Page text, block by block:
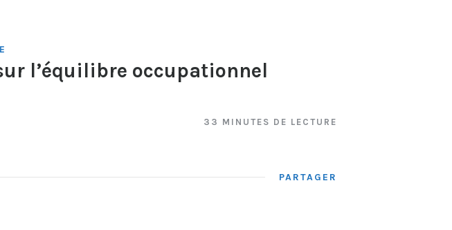
l’équilibre occupationnel
33 MINUTES DE LECTURE
PARTAGER